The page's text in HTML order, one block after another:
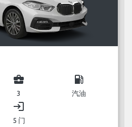
business_center
3
local_gas_station
汽油
login
5 门